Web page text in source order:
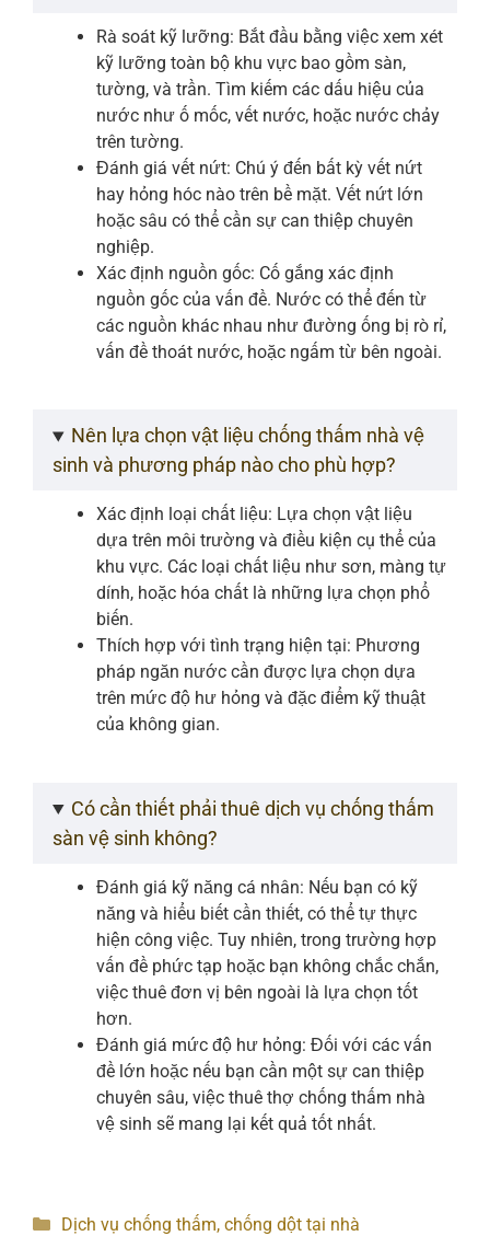
Rà soát kỹ lưỡng: Bắt đầu bằng việc xem xét
kỹ lưỡng toàn bộ khu vực bao gồm sàn,
tường, và trần. Tìm kiếm các dấu hiệu của
nước như ố mốc, vết nước, hoặc nước chảy
trên tường.
Đánh giá vết nứt: Chú ý đến bất kỳ vết nứt
hay hỏng hóc nào trên bề mặt. Vết nứt lớn
hoặc sâu có thể cần sự can thiệp chuyên
nghiệp.
Xác định nguồn gốc: Cố gắng xác định
nguồn gốc của vấn đề. Nước có thể đến từ
các nguồn khác nhau như đường ống bị rò rỉ,
vấn đề thoát nước, hoặc ngấm từ bên ngoài.
Nên lựa chọn vật liệu chống thấm nhà vệ
sinh và phương pháp nào cho phù hợp?
Xác định loại chất liệu: Lựa chọn vật liệu
dựa trên môi trường và điều kiện cụ thể của
khu vực. Các loại chất liệu như sơn, màng tự
dính, hoặc hóa chất là những lựa chọn phổ
biến.
Thích hợp với tình trạng hiện tại: Phương
pháp ngăn nước cần được lựa chọn dựa
trên mức độ hư hỏng và đặc điểm kỹ thuật
của không gian.
Có cần thiết phải thuê dịch vụ chống thấm
sàn vệ sinh không?
Đánh giá kỹ năng cá nhân: Nếu bạn có kỹ
năng và hiểu biết cần thiết, có thể tự thực
hiện công việc. Tuy nhiên, trong trường hợp
vấn đề phức tạp hoặc bạn không chắc chắn,
việc thuê đơn vị bên ngoài là lựa chọn tốt
hơn.
Đánh giá mức độ hư hỏng: Đối với các vấn
đề lớn hoặc nếu bạn cần một sự can thiệp
chuyên sâu, việc thuê thợ chống thấm nhà
vệ sinh sẽ mang lại kết quả tốt nhất.
Categories
Dịch vụ chống thấm, chống dột tại nhà